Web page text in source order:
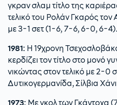
γκραν σλαμ τίτλο της
τελικό του Ρολάν Γκαρός τον
με 3-1 σετ (1-6, 7-6, 6-0, 6-4).
1981: Η 19χρονη
κερδίζει τον τίτλο στο μονό
νικώντας στον τελικό με 2-0
Δυτικογερμανίδα, Σίλβια
1973: Με γκολ των Γκάντοχα